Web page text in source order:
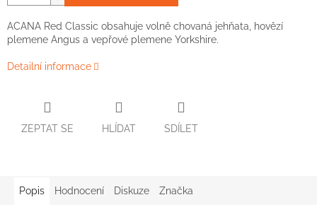
ACANA Red Classic obsahuje volně chovaná jehňata, hovězí
plemene Angus a vepřové plemene Yorkshire.
Detailní informace
ZEPTAT SE HLÍDAT SDÍLET
Popis Hodnocení Diskuze Značka